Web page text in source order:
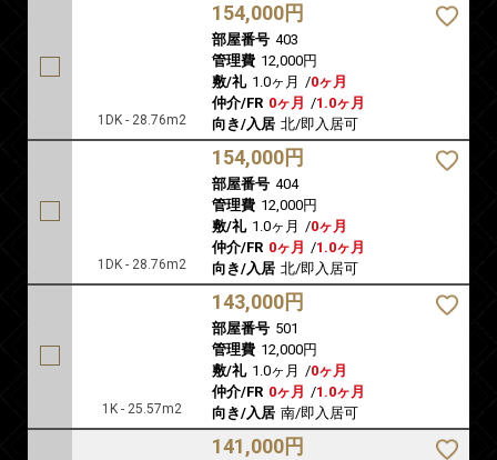
1DK - 28.76m2
154,000円
部屋番号 403
管理費 12,000円
敷/礼 1.0ヶ月 /0ヶ月
仲介/FR 0ヶ月 /1.0ヶ月
向き/入居 北/即入居可
1DK - 28.76m2
154,000円
部屋番号 404
管理費 12,000円
敷/礼 1.0ヶ月 /0ヶ月
仲介/FR 0ヶ月 /1.0ヶ月
向き/入居 北/即入居可
1K - 25.57m2
143,000円
部屋番号 501
管理費 12,000円
敷/礼 1.0ヶ月 /0ヶ月
仲介/FR 0ヶ月 /1.0ヶ月
向き/入居 南/即入居可
141,000円